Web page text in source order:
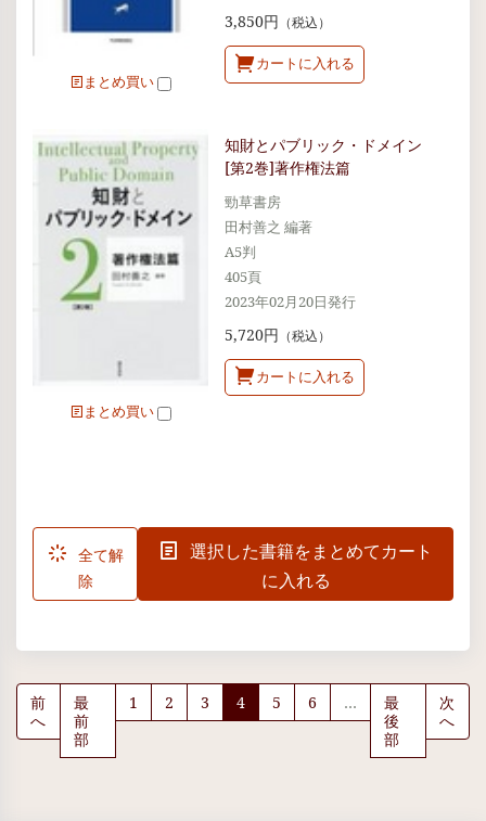
まとめ買い
3,850円 （税込）
カートに入れる
まとめ買い
知財とパブリック・ドメイン
[第2巻]著作権法篇
勁草書房
田村善之 編著
A5判
405頁
2023年02月20日発行
5,720円 （税込）
カートに入れる
全て解
除
選択した書籍をまとめてカート
に入れる
前
へ
最
前
部
1 2 3 4 5 6 …
最
後
部
次
へ